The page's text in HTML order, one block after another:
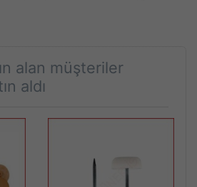
alan müşteriler
aldı